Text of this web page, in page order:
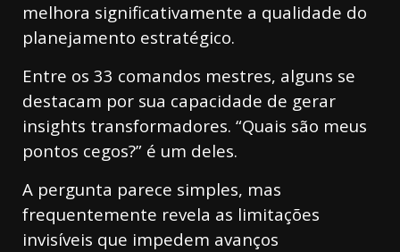
melhora significativamente a qualidade do
planejamento estratégico.
Entre os 33 comandos mestres, alguns se
destacam por sua capacidade de gerar
insights transformadores. “Quais são meus
pontos cegos?” é um deles.
A pergunta parece simples, mas
frequentemente revela as limitações
invisíveis que impedem avanços